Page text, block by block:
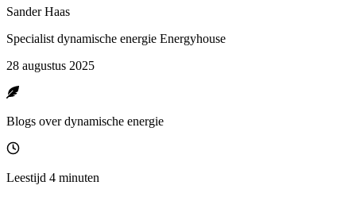
Sander Haas
Specialist dynamische energie Energyhouse
28 augustus 2025
Blogs over dynamische energie
Leestijd 4 minuten